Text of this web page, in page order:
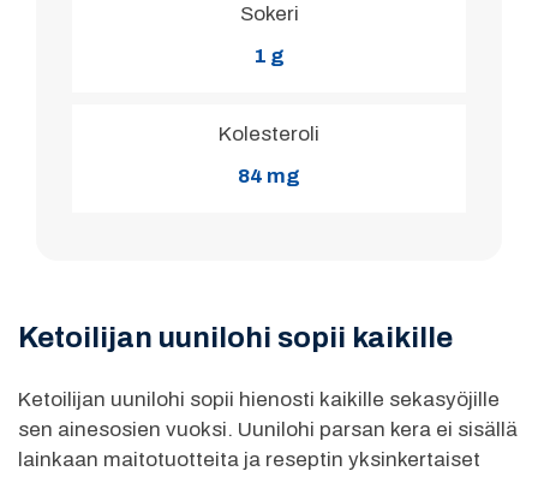
Sokeri
1 g
Kolesteroli
84 mg
Ketoilijan uunilohi sopii kaikille
Ketoilijan uunilohi sopii hienosti kaikille sekasyöjille
sen ainesosien vuoksi. Uunilohi parsan kera ei sisällä
lainkaan maitotuotteita ja reseptin yksinkertaiset